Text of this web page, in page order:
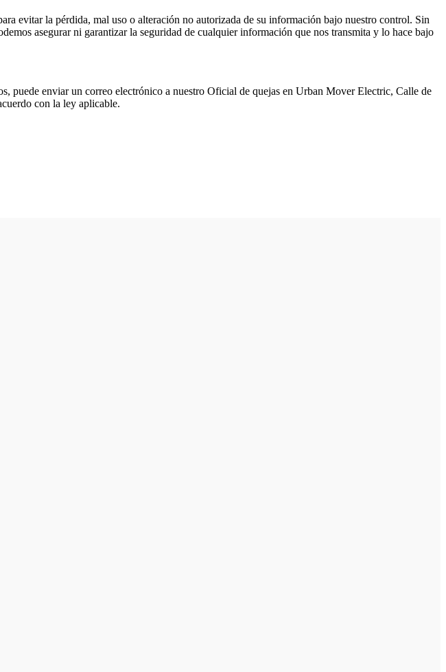
evitar la pérdida, mal uso o alteración no autorizada de su información bajo nuestro control. Sin
asegurar ni garantizar la seguridad de cualquier información que nos transmita y lo hace bajo
puede enviar un correo electrónico a nuestro Oficial de quejas en Urban Mover Electric, Calle de
con la ley aplicable.